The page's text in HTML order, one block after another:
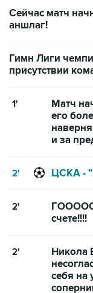
Сейчас матч
аншлаг!
Гимн Лиги
присутствии
1'
Матч
его
и за
2' ЦСКА -
2'
счете!!!!
2'
Никола
себя